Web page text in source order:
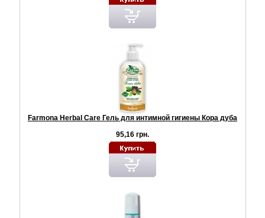
Farmona Herbal Care Гель для интимной гигиены Кора дуба
95,16 грн.